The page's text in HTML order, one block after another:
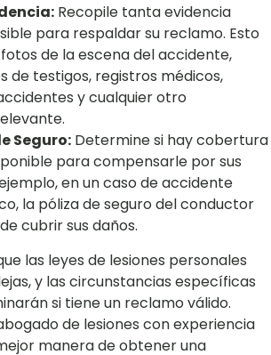
Recopile tanta evidencia
para respaldar su reclamo. Esto
de la escena del accidente,
de testigos, registros médicos,
y cualquier otro
Seguro: Determine si hay cobertura
para compensarle por sus
en un caso de accidente
la póliza de seguro del conductor
cubrir sus daños.
las leyes de lesiones personales
y las circunstancias específicas
si tiene un reclamo válido.
de lesiones con experiencia
manera de obtener una